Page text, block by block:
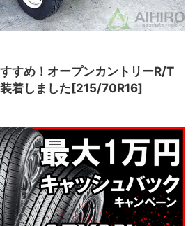
すめ！オープンカントリーR/T
着しました[215/70R16]